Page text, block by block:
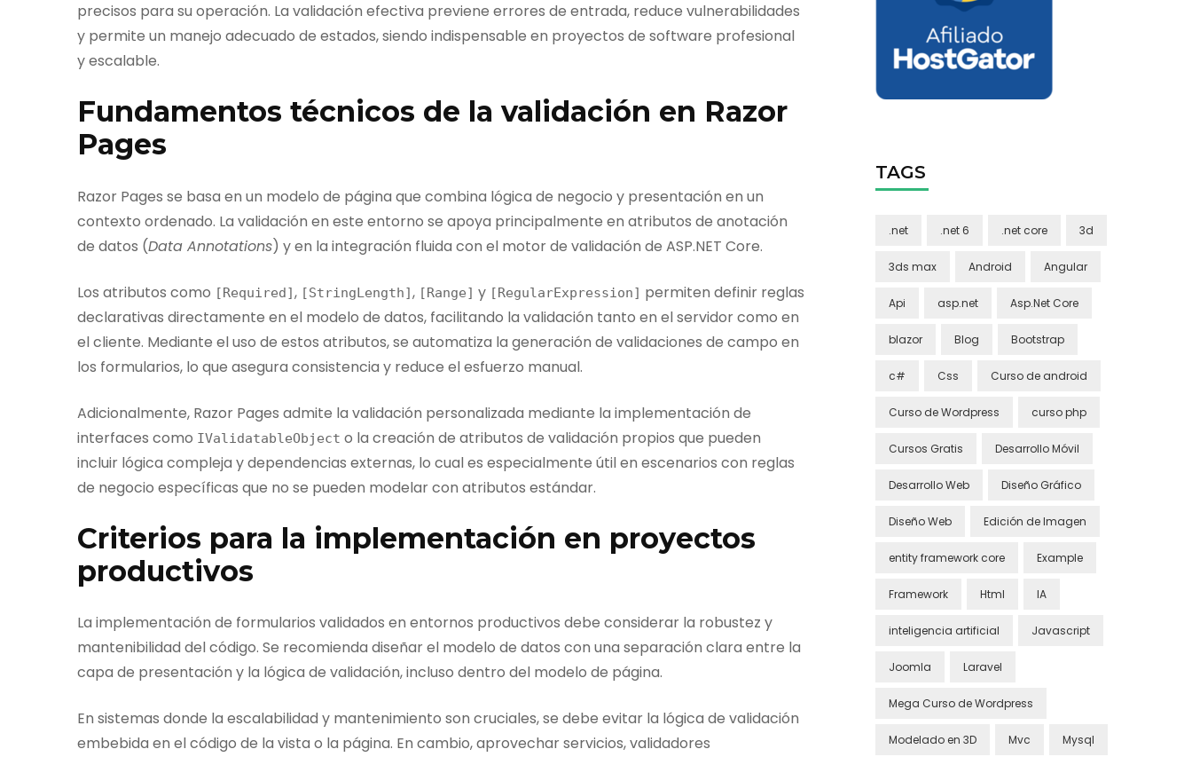
precisos para su operación. La validación efectiva previene errores de entrada, reduce vulnerabilidades
y permite un manejo adecuado de estados, siendo indispensable en proyectos de software profesional
y escalable.
Fundamentos técnicos de la validación en Razor
Pages
Razor Pages se basa en un modelo de página que combina lógica de negocio y presentación en un
contexto ordenado. La validación en este entorno se apoya principalmente en atributos de anotación
de datos (Data Annotations) y en la integración fluida con el motor de validación de ASP.NET Core.
Los atributos como [Required], [StringLength], [Range] y [RegularExpression] permiten definir reglas
declarativas directamente en el modelo de datos, facilitando la validación tanto en el servidor como en
el cliente. Mediante el uso de estos atributos, se automatiza la generación de validaciones de campo en
los formularios, lo que asegura consistencia y reduce el esfuerzo manual.
Adicionalmente, Razor Pages admite la validación personalizada mediante la implementación de
interfaces como IValidatableObject o la creación de atributos de validación propios que pueden
incluir lógica compleja y dependencias externas, lo cual es especialmente útil en escenarios con reglas
de negocio específicas que no se pueden modelar con atributos estándar.
Criterios para la implementación en proyectos
productivos
La implementación de formularios validados en entornos productivos debe considerar la robustez y
mantenibilidad del código. Se recomienda diseñar el modelo de datos con una separación clara entre la
capa de presentación y la lógica de validación, incluso dentro del modelo de página.
En sistemas donde la escalabilidad y mantenimiento son cruciales, se debe evitar la lógica de validación
embebida en el código de la vista o la página. En cambio, aprovechar servicios, validadores
TAGS
.net .net 6 .net core 3d
3ds max Android Angular
Api asp.net Asp.Net Core
blazor Blog Bootstrap
c# Css Curso de android
Curso de Wordpress curso php
Cursos Gratis Desarrollo Móvil
Desarrollo Web Diseño Gráfico
Diseño Web Edición de Imagen
entity framework core Example
Framework Html IA
inteligencia artificial Javascript
Joomla Laravel
Mega Curso de Wordpress
Modelado en 3D Mvc Mysql